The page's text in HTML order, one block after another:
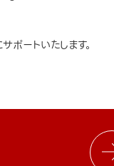
ポートいたします。